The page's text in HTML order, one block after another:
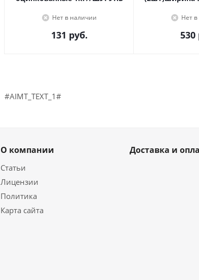
Нет в наличии
131 руб.
Нет
530
#AIMT_TEXT_1#
О компании
Статьи
Лицензии
Политика
Карта сайта
Доставка и